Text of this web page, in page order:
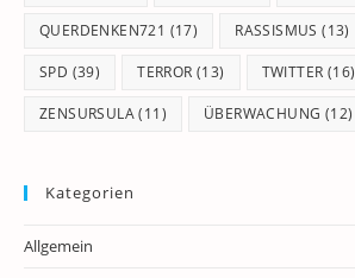
QUERDENKEN721 (17) RASSISMUS (13)
SPD (39) TERROR (13) TWITTER (16)
ZENSURSULA(11) ÜBERWACHUNG (12)
Kategorien
Allgemein